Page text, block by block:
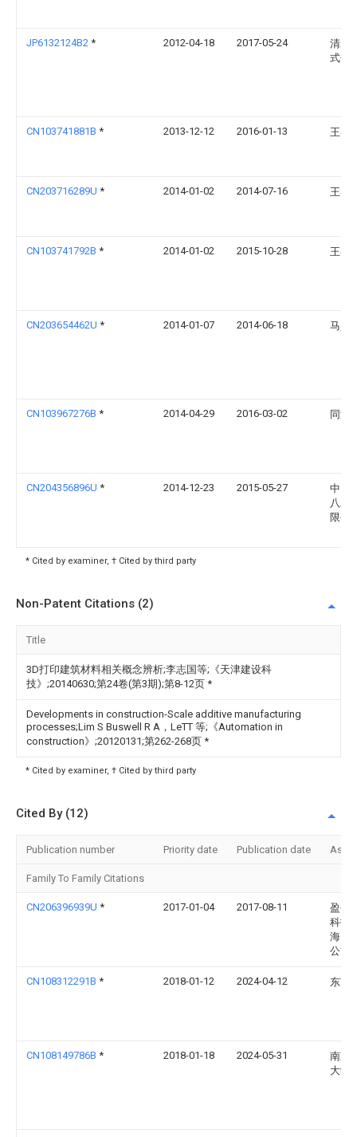
JP6132124B2 * 2012-04-18 2017-05-24
清水
式会
CN103741881B * 2013-12-12 2016-01-13 王睿
CN203716289U * 2014-01-02 2014-07-16 王睿
CN103741792B * 2014-01-02 2015-10-28 王睿
CN203654462U * 2014-01-07 2014-06-18 马义
CN103967276B * 2014-04-29 2016-03-02 同济
CN204356896U * 2014-12-23 2015-05-27
中国
八工
限公
* Cited by examiner, † Cited by third party
Non-Patent Citations (2)
Title
3D打印建筑材料相关概念辨析;李志国等;《天津建设科
技》;20140630;第24卷(第3期);第8-12页 *
Developments in construction-Scale additive manufacturing
processes;Lim S Buswell R A，LeTT 等;《Automation in
construction》;20120131;第262-268页 *
* Cited by examiner, † Cited by third party
Cited By (12)
Publication number Priority date Publication date
Family To Family Citations
CN206396939U * 2017-01-04 2017-08-11
盈创
科技
海）
公司
CN108312291B * 2018-01-12 2024-04-12 东南
CN108149786B * 2018-01-18 2024-05-31
南京
大学